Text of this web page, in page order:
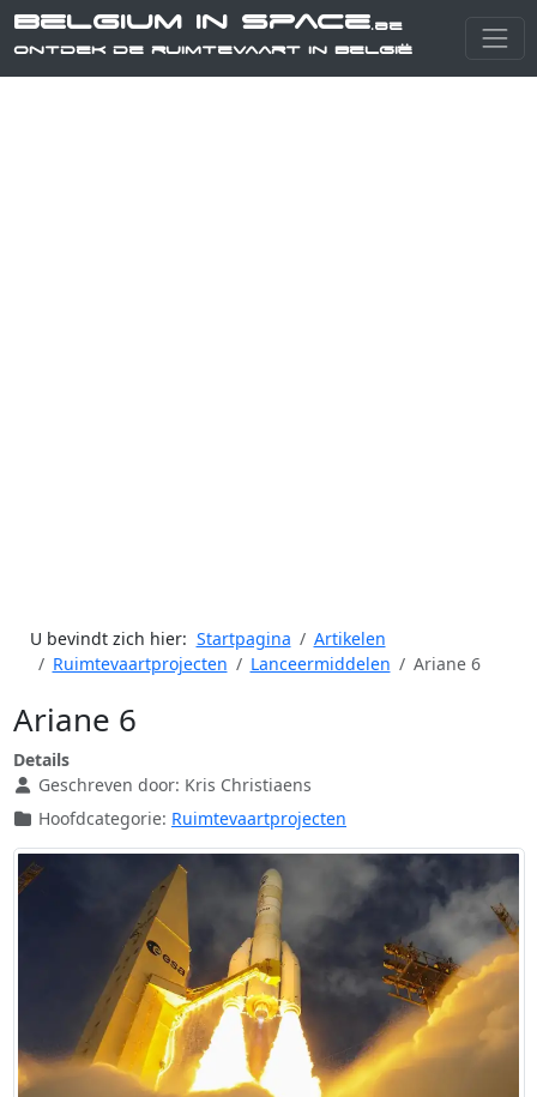
Belgium in Space.be
Ontdek de ruimtevaart in België
U bevindt zich hier: Startpagina
Artikelen
Ruimtevaartprojecten
Lanceermiddelen Ariane 6
Ariane 6
Details
Geschreven door: Kris Christiaens
Hoofdcategorie: Ruimtevaartprojecten